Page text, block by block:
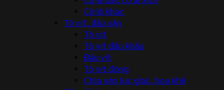
Cờ lê khác
Tô vít, đầu vặn
Tô vít
Tô vít đầu khẩu
Đầu vít
Tô vít đóng
Chìa vặn lục giác, hoa khế